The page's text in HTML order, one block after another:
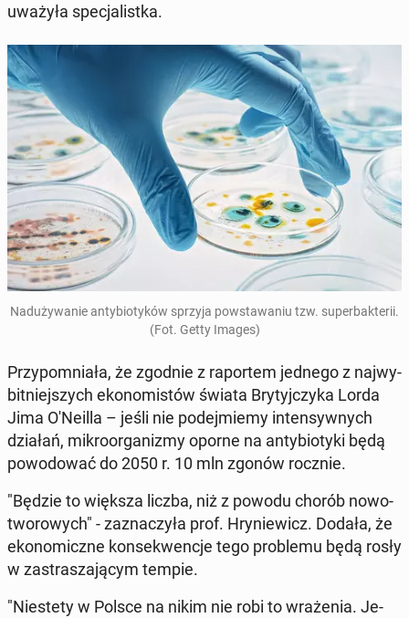
uwa­ży­ła spe­cja­list­ka.
Nad­uży­wa­nie an­ty­bio­ty­ków sprzyja po­wsta­wa­niu tzw. su­per­bak­te­rii.
(Fot. Getty Images)
Przy­po­mnia­ła, że zgodnie z ra­por­tem jednego z naj­wy­
bit­niej­szych eko­no­mi­stów świata Bry­tyj­czy­ka Lorda
Jima O'Ne­il­la – jeśli nie po­dej­mie­my in­ten­syw­nych
działań, mi­kro­or­ga­ni­zmy oporne na an­ty­bio­ty­ki będą
po­wo­do­wać do 2050 r. 10 mln zgonów rocznie.
"Będzie to większa liczba, niż z powodu chorób no­wo­
two­ro­wych" - za­zna­czy­ła prof. Hry­nie­wicz. Dodała, że
eko­no­micz­ne kon­se­kwen­cje tego pro­ble­mu będą rosły
w za­stra­sza­ją­cym tempie.
"Nie­ste­ty w Polsce na nikim nie robi to wra­że­nia. Je­